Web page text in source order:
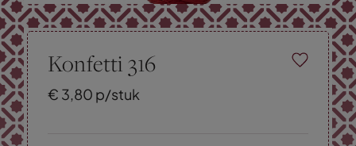
Konfetti 316
€ 3,80 p/stuk